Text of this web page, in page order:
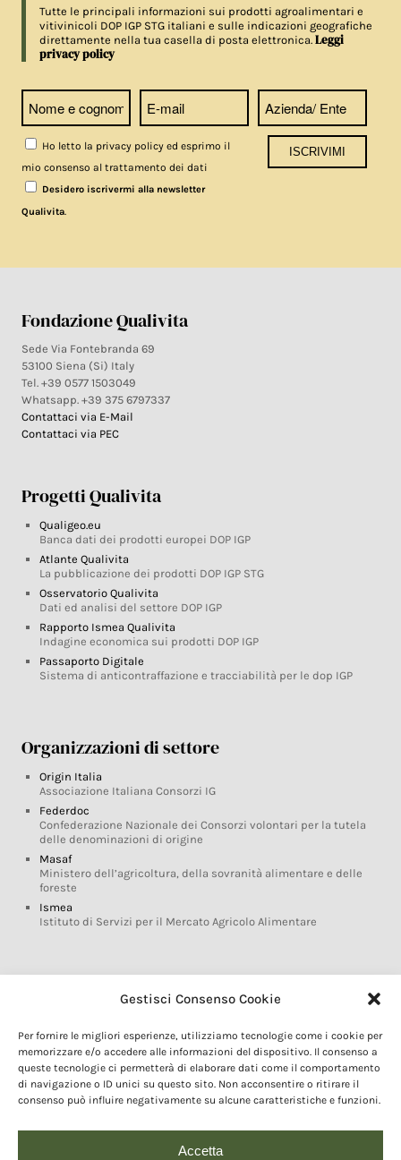
Gestisci Consenso Cookie
Per fornire le migliori esperienze, utilizziamo tecnologie come i cookie per
memorizzare e/o accedere alle informazioni del dispositivo. Il consenso a
queste tecnologie ci permetterà di elaborare dati come il comportamento
di navigazione o ID unici su questo sito. Non acconsentire o ritirare il
consenso può influire negativamente su alcune caratteristiche e funzioni.
Accetta
Tutte le principali informazioni sui prodotti agroalimentari e
vitivinicoli DOP IGP STG italiani e sulle indicazioni geografiche
direttamente nella tua casella di posta elettronica.Leggi
privacy policy
Ho letto la privacy policy ed esprimo il
mio consenso al trattamento dei dati
Desidero iscrivermi alla newsletter
Qualivita.
Fondazione Qualivita
Sede Via Fontebranda 69
53100 Siena (Si) Italy
Tel. +39 0577 1503049
Whatsapp. +39 375 6797337
Contattaci via E-Mail
Contattaci via PEC
Progetti Qualivita
Qualigeo.eu
Banca dati dei prodotti europei DOP IGP
Atlante Qualivita
La pubblicazione dei prodotti DOP IGP STG
Osservatorio Qualivita
Dati ed analisi del settore DOP IGP
Rapporto Ismea Qualivita
Indagine economica sui prodotti DOP IGP
Passaporto Digitale
Sistema di anticontraffazione e tracciabilità per le dop IGP
Organizzazioni di settore
Origin Italia
Associazione Italiana Consorzi IG
Federdoc
Confederazione Nazionale dei Consorzi volontari per la tutela
delle denominazioni di origine
Masaf
Ministero dell’agricoltura, della sovranità alimentare e delle
foreste
Ismea
Istituto di Servizi per il Mercato Agricolo Alimentare
Glossario DOP IGP
Marchi DOP IGP
Normativa prodotti DOP IGP
Consorzi di Tutela
Farm To Fork e prodotti DOP IGP